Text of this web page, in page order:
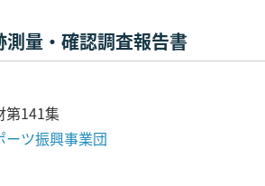
量・確認調査報告書
第141集
ーツ振興事業団